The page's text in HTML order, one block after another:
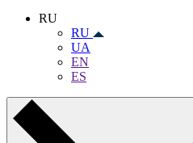
RU
RU
UA
EN
ES